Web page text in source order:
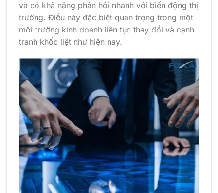
và có khả năng phản hồi nhanh với biến động thị
trường. Điều này đặc biệt quan trọng trong một
môi trường kinh doanh liên tục thay đổi và cạnh
tranh khốc liệt như hiện nay.